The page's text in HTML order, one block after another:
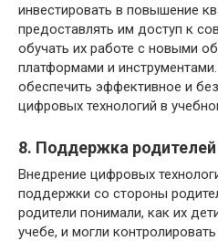
инвестировать в повышение
предоставлять им доступ к
обучать их работе с новыми
платформами и
обеспечить эффективное и
цифровых технологий в
8. Поддержка родителей
Внедрение цифровых
поддержки со стороны
родители понимали, как их
учебе, и могли